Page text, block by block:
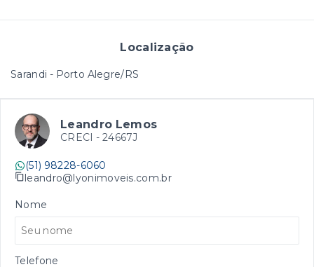
Localização
Sarandi - Porto Alegre/RS
Leandro Lemos
CRECI - 24667J
(51) 98228-6060
leandro@lyonimoveis.com.br
Nome
Telefone